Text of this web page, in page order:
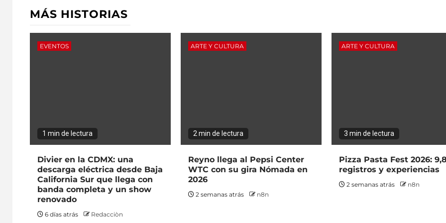
MÁS HISTORIAS
EVENTOS
1 min de lectura
Divier en la CDMX: una
descarga eléctrica desde Baja
California Sur que llega con
banda completa y un show
renovado
6 días atrás Redacciòn
ARTE Y CULTURA
2 min de lectura
Reyno llega al Pepsi Center
WTC con su gira Nómada en
2026
2 semanas atrás n8n
ARTE Y CULTURA
3 min de lectura
Pizza Pasta Fest 2026:
registros y experiencias
2 semanas atrás n8n